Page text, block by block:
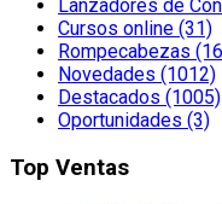
Lanzadores de
Cursos online (31)
Rompecabezas
Novedades (1012)
Destacados (1005)
Oportunidades (3)
Top Ventas